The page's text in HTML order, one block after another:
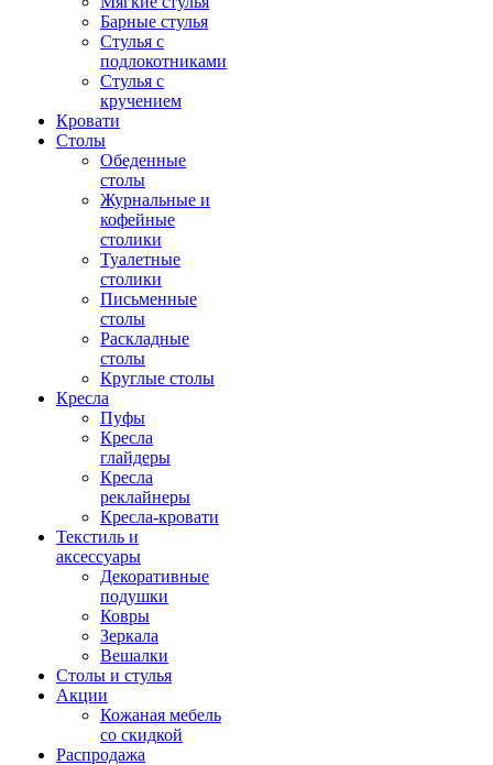
Барные стулья
Стулья с
подлокотниками
Стулья с
кручением
Кровати
Столы
Обеденные
столы
Журнальные и
кофейные
столики
Туалетные
столики
Письменные
столы
Раскладные
столы
Круглые столы
Кресла
Пуфы
Кресла
глайдеры
Кресла
реклайнеры
Кресла-кровати
Текстиль и
аксессуары
Декоративные
подушки
Ковры
Зеркала
Вешалки
Столы и стулья
Акции
Кожаная мебель
со скидкой
Распродажа